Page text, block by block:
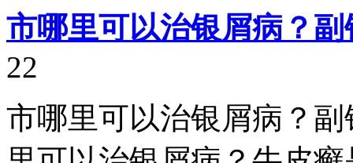
市哪里可以治银屑病？
22
市哪里可以治银屑病？